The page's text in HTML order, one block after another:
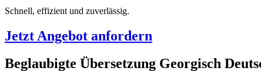
Schnell, effizient und zuverlässig.
Jetzt Angebot anfordern
Beglaubigte Übersetzung Georgisch